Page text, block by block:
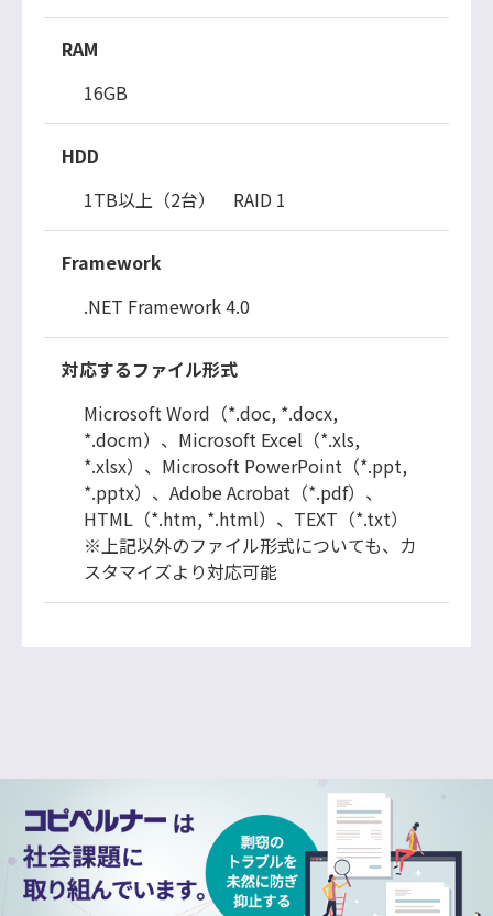
RAM
16GB
HDD
1TB以上（2台） RAID 1
Framework
.NET Framework 4.0
対応するファイル形式
Microsoft Word（*.doc, *.docx,
*.docm）、Microsoft Excel（*.xls,
*.xlsx）、Microsoft PowerPoint（*.ppt,
*.pptx）、Adobe Acrobat（*.pdf）、
HTML（*.htm, *.html）、TEXT（*.txt）
※上記以外のファイル形式についても、カ
スタマイズより対応可能